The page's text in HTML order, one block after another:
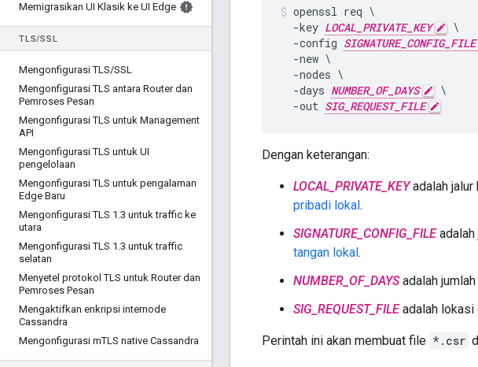
Memigrasikan UI Klasik ke UI Edge
TLS/SSL
Mengonfigurasi TLS/SSL
Mengonfigurasi TLS antara Router dan
Pemroses Pesan
Mengonfigurasi TLS untuk Management
API
Mengonfigurasi TLS untuk UI
pengelolaan
Mengonfigurasi TLS untuk pengalaman
Edge Baru
Mengonfigurasi TLS 1 .3 untuk traffic ke
utara
Mengonfigurasi TLS 1 .3 untuk traffic
selatan
Menyetel protokol TLS untuk Router dan
Pemroses Pesan
Mengaktifkan enkripsi internode
Cassandra
Mengonfigurasi mTLS native Cassandra
openssl req \
  -key
LOCAL_PRIVATE_KEY
\
  -config
SIGNATURE_CONFIG_FILE
  -new \
  -nodes \
  -days
NUMBER_OF_DAYS
\
  -out
SIG_REQUEST_FILE
Dengan keterangan:
LOCAL_PRIVATE_KEYadalah jalur
pribadi lokal.
SIGNATURE_CONFIG_FILEadalah
tangan lokal.
NUMBER_OF_DAYSadalah
SIG_REQUEST_FILEadalah lokasi
Perintah ini akan membuat file *.csr